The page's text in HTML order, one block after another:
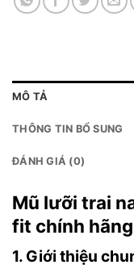
MÔ TẢ
THÔNG TIN BỔ SUNG
ĐÁNH GIÁ (0)
Mũ lưỡi trai
fit chính
1. Giới thiệu